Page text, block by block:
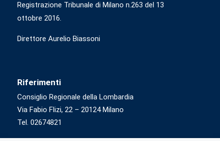
Registrazione Tribunale di Milano n.263 del 13
ottobre 2016.
Direttore Aurelio Biassoni
Riferimenti
Consiglio Regionale della Lombardia
Via Fabio Flizi, 22 – 20124 Milano
Tel. 02674821